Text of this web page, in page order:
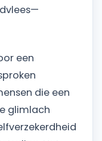
een
die een
glimlach